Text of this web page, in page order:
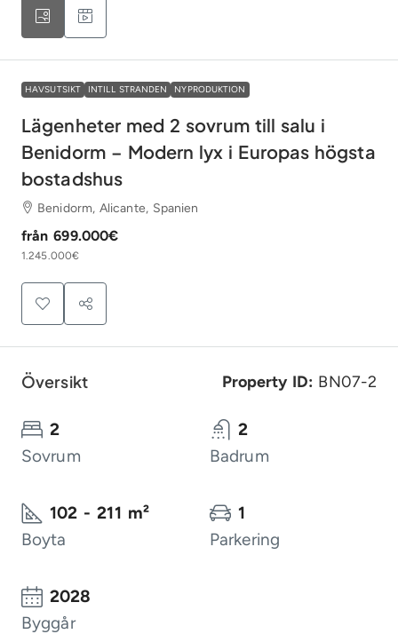
HAVSUTSIKT INTILL STRANDEN NYPRODUKTION
Lägenheter med 2 sovrum till salu i
Benidorm – Modern lyx i Europas högsta
bostadshus
Benidorm, Alicante, Spanien
från699.000€
1.245.000€
Översikt Property ID: BN07-2
2
Sovrum
2
Badrum
102 - 211 m²
Boyta
1
Parkering
2028
Byggår